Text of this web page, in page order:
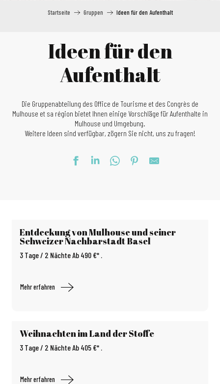
Startseite Gruppen Ideen für den Aufenthalt
Ideen für den
Aufenthalt
Die Gruppenabteilung des Office de Tourisme et des Congrès de
Mulhouse et sa région bietet Ihnen einige Vorschläge für Aufenthalte in
Mulhouse und Umgebung.
Weitere Ideen sind verfügbar, zögern Sie nicht, uns zu fragen!
Entdeckung von Mulhouse und seiner
Schweizer Nachbarstadt Basel
3 Tage / 2 Nächte Ab 490 €* .
Mehr erfahren
Weihnachten im Land der Stoffe
3 Tage / 2 Nächte Ab 405 €* .
Mehr erfahren